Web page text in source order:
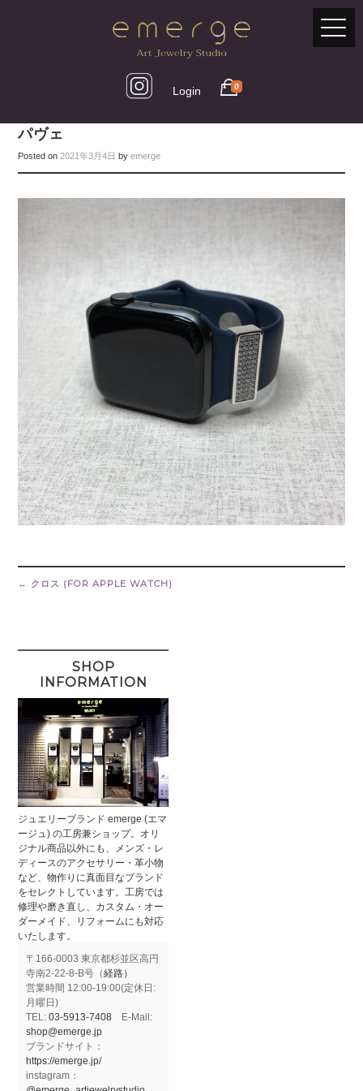
Login 0
パヴェ
Posted on2021年3月4日 byemerge
Post
navigation
← クロス (FOR APPLE WATCH)
SHOP
INFORMATION
ジュエリーブランド emerge (エマ
ージュ) の工房兼ショップ。オリ
ジナル商品以外にも、メンズ・レ
ディースのアクセサリー・革小物
など、物作りに真面目なブランド
をセレクトしています。工房では
修理や磨き直し、カスタム・オー
ダーメイド、リフォームにも対応
いたします。
〒166-0003 東京都杉並区高円
寺南2-22-8-B号（経路）
営業時間 12:00-19:00(定休日:
月曜日)
TEL:03-5913-7408 E-Mail:
shop@emerge.jp
ブランドサイト：
https://emerge.jp/
instagram：